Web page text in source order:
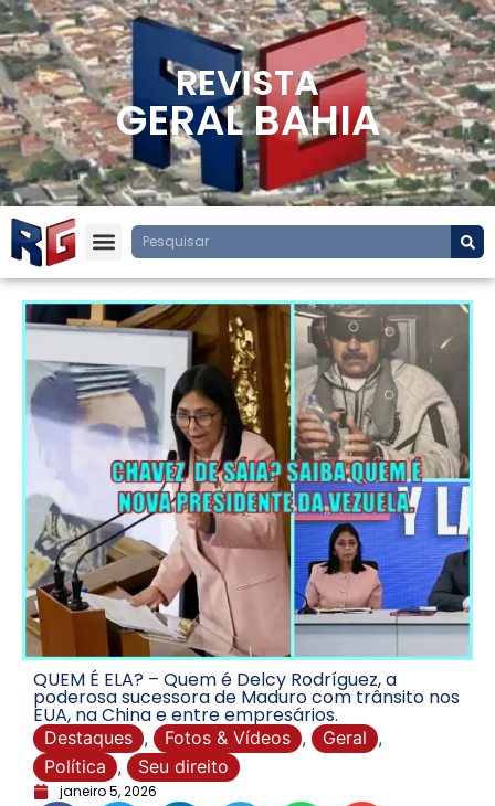
REVISTA
GERAL BAHIA
QUEM É ELA? – Quem é Delcy Rodríguez, a
poderosa sucessora de Maduro com trânsito nos
EUA, na China e entre empresários.
Destaques , Fotos & Vídeos , Geral ,
Política , Seu direito
janeiro 5, 2026